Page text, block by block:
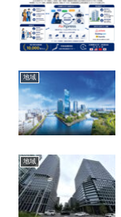
地域
地域